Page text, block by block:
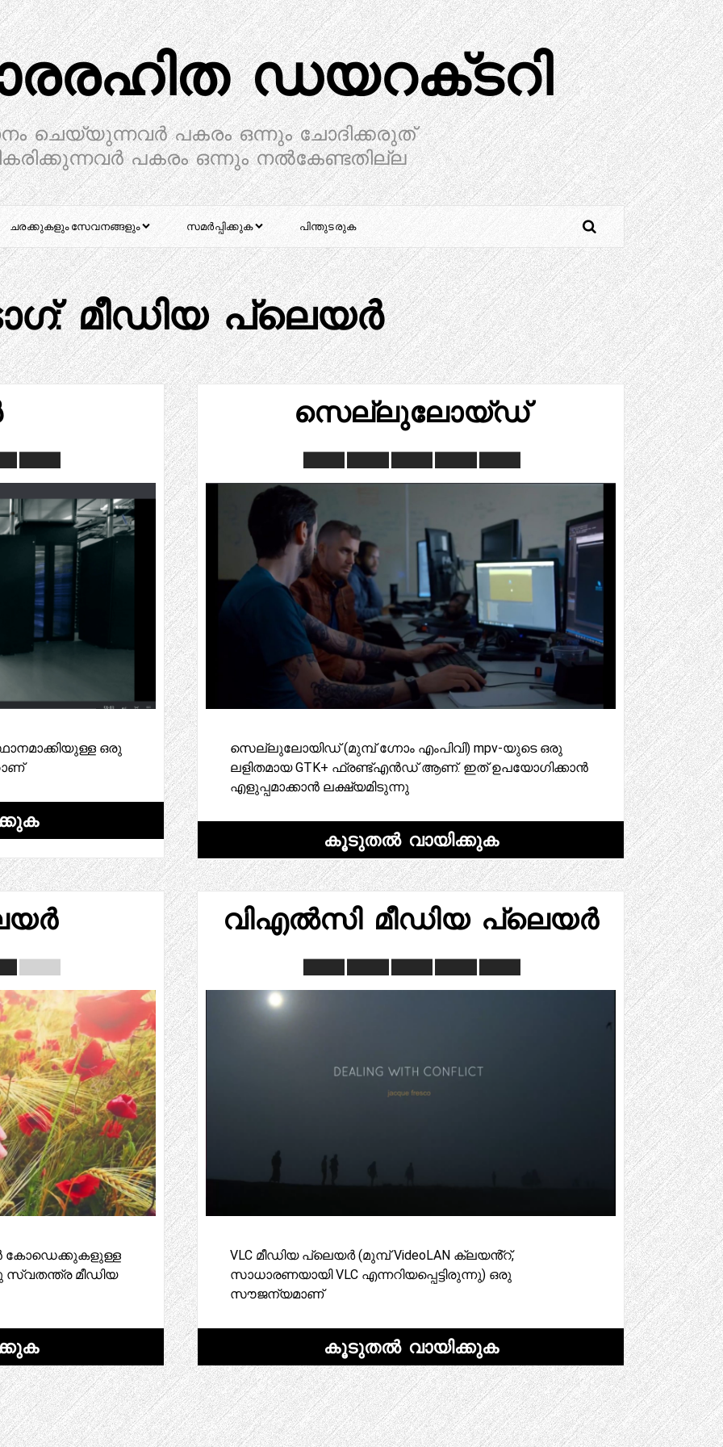
ഡയറക്‌ടറി
ചെയ്യുന്നവർ പകരം ഒന്നും ചോദിക്കരുത്
പകരം ഒന്നും നൽകേണ്ടതില്ല
ചരക്കുകളും സേവനങ്ങളും സമർപ്പിക്കുക പിന്തുടരുക
മീഡിയ പ്ലെയർ
ഒരു
സെല്ലുലോയ്ഡ്
സെല്ലുലോയിഡ് (മുമ്പ് ഗ്നോം എംപിവി) mpv-യുടെ ഒരു
ലളിതമായ GTK+ ഫ്രണ്ട്എൻഡ് ആണ്. ഇത് ഉപയോഗിക്കാൻ
എളുപ്പമാക്കാൻ ലക്ഷ്യമിടുന്നു
കൂടുതൽ വായിക്കുക
കോഡെക്കുകളുള്ള
മീഡിയ
വിഎൽസി മീഡിയ പ്ലെയർ
VLC മീഡിയ പ്ലെയർ (മുമ്പ് VideoLAN ക്ലയൻ്റ്,
സാധാരണയായി VLC എന്നറിയപ്പെട്ടിരുന്നു) ഒരു
സൗജന്യമാണ്
കൂടുതൽ വായിക്കുക